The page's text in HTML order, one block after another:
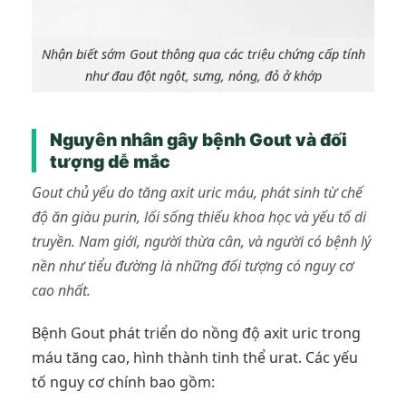
Nhận biết sớm Gout thông qua các triệu chứng cấp tính
như đau đột ngột, sưng, nóng, đỏ ở khớp
Nguyên nhân gây bệnh Gout và đối
tượng dễ mắc
Gout chủ yếu do tăng axit uric máu, phát sinh từ chế
độ ăn giàu purin, lối sống thiếu khoa học và yếu tố di
truyền. Nam giới, người thừa cân, và người có bệnh lý
nền như tiểu đường là những đối tượng có nguy cơ
cao nhất.
Bệnh Gout phát triển do nồng độ axit uric trong
máu tăng cao, hình thành tinh thể urat. Các yếu
tố nguy cơ chính bao gồm: